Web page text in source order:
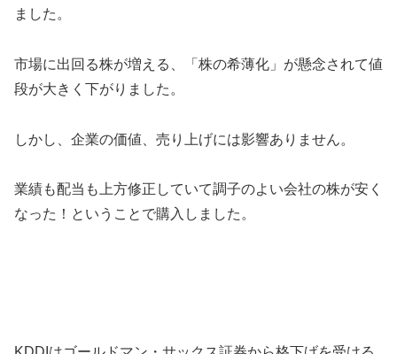
ました。
市場に出回る株が増える、「株の希薄化」が懸念されて値
段が大きく下がりました。
しかし、企業の価値、売り上げには影響ありません。
業績も配当も上方修正していて調子のよい会社の株が安く
なった！ということで購入しました。